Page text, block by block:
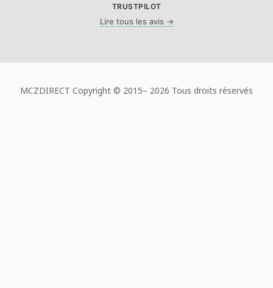
TRUSTPILOT
Lire tous les avis →
MCZDIRECT Copyright © 2015– 2026 Tous droits réservés